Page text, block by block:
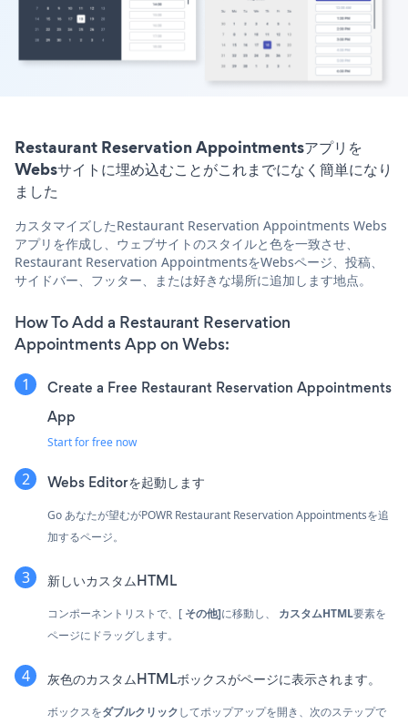
Restaurant Reservation Appointmentsアプリを
Websサイトに埋め込むことがこれまでになく簡単になり
ました
カスタマイズしたRestaurant Reservation Appointments Webs
アプリを作成し、ウェブサイトのスタイルと色を一致させ、
Restaurant Reservation AppointmentsをWebsページ、投稿、
サイドバー、フッター、または好きな場所に追加します地点。
How To Add a Restaurant Reservation
Appointments App on Webs:
Create a Free Restaurant Reservation Appointments
App
Start for free now
Webs Editorを起動します
Go あなたが望むがPOWR Restaurant Reservation Appointmentsを追
加するページ。
新しいカスタムHTML
コンポーネントリストで、[ その他]に移動し、 カスタムHTML要素を
ページにドラッグします。
灰色のカスタムHTMLボックスがページに表示されます。
ボックスをダブルクリックしてポップアップを開き、次のステップで